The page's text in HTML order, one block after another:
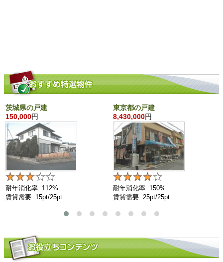
茨城県の戸建
150,000円
耐年消化率: 112%
賃貸需要: 15pt/25pt
東京都の戸建
8,430,000円
耐年消化率: 150%
賃貸需要: 25pt/25pt